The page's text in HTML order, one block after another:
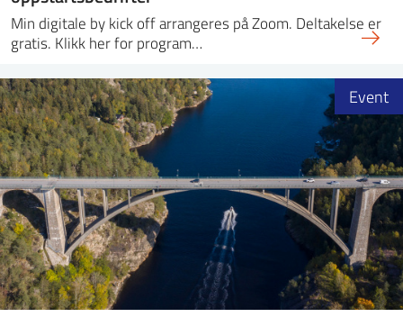
Min digitale by kick off arrangeres på Zoom. Deltakelse er
gratis. Klikk her for program…
Event